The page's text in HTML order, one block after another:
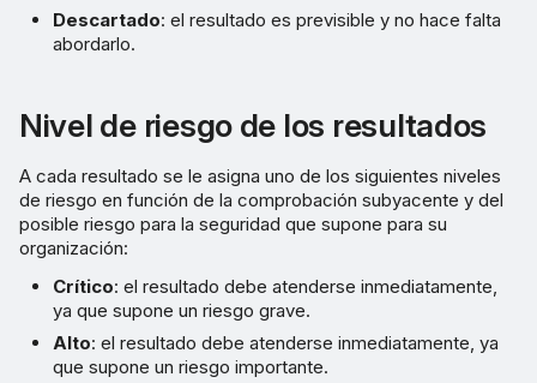
Descartado: el resultado es previsible y no hace falta
abordarlo.
Nivel de riesgo de los resultados
A cada resultado se le asigna uno de los siguientes niveles
de riesgo en función de la comprobación subyacente y del
posible riesgo para la seguridad que supone para su
organización:
Crítico: el resultado debe atenderse inmediatamente,
ya que supone un riesgo grave.
Alto: el resultado debe atenderse inmediatamente, ya
que supone un riesgo importante.